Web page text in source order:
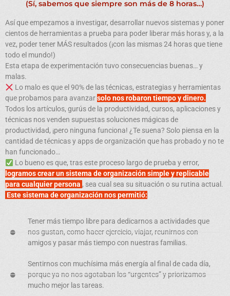
(Sí, sabemos que siempre son más de 8 horas…)
Así que empezamos a investigar, desarrollar nuevos sistemas y poner
cientos de herramientas a prueba para poder liberar más horas y, a la
vez, poder tener MÁS resultados (¡con las mismas 24 horas que tiene
todo el mundo!)
Esta etapa de experimentación tuvo consecuencias buenas… y
malas.
Lo malo es que el 90% de las técnicas, estrategias y herramientas
que probamos para avanzarsolo nos robaron tiempo y dinero.
Todos los artículos, gurús de la productividad, cursos, aplicaciones y
técnicas nos venden supuestas soluciones mágicas de
productividad, ¡pero ninguna funciona! ¿Te suena? Solo piensa en la
cantidad de técnicas y apps de organización que has probado y no te
han funcionado…
Lo bueno es que, tras este proceso largo de prueba y error,
logramos crear un sistema de organización simple y replicable
para cualquier persona , sea cual sea su situación o su rutina actual.
Este sistema de organización nos permitió:
Tener más tiempo libre para dedicarnos a actividades que
nos gustan, como hacer ejercicio, viajar, reunirnos con
amigos y pasar más tiempo con nuestras familias.
Sentirnos con muchísima más energía al final de cada día,
porque ya no nos agotaban los “urgentes” y priorizamos
mucho mejor las tareas.